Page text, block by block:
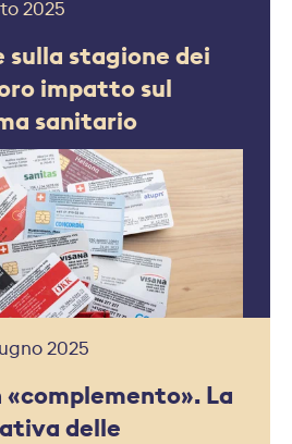
2025
sulla stagione dei
impatto sul
sanitario
2025
«complemento». La
delle